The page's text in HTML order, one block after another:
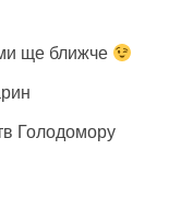
ще ближче
Голодомору